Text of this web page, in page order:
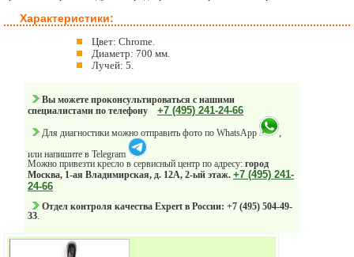
Характеристики:
Цвет: Chrome.
Диаметр: 700 мм.
Лучей: 5.
Вы можете проконсультироваться с нашими
специалистами по телефону
+7 (495) 241-24-66
Для диагностики можно отправить фото по WhatsApp
или напишите в Telegram
Можно привезти кресло в сервисный центр по адресу: город
Москва, 1-ая Владимирская, д. 12А, 2-ый этаж. +7 (495) 241-
24-66
Отдел контроля качества Expert в России: +7 (495) 504-49-
33